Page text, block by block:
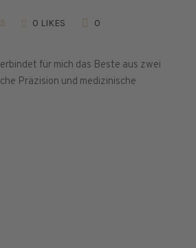
0 LIKES 0
für mich das Beste aus zwei
Präzision und medizinische